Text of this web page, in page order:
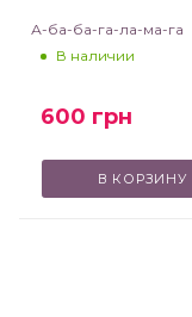
А-ба-ба-га-ла-ма-га
В наличии
600 грн
В КОРЗИНУ